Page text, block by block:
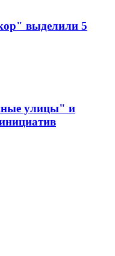
выделили 5
улицы" и